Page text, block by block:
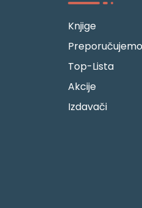
Knjige
Preporučujemo
Top-Lista
Akcije
Izdavači